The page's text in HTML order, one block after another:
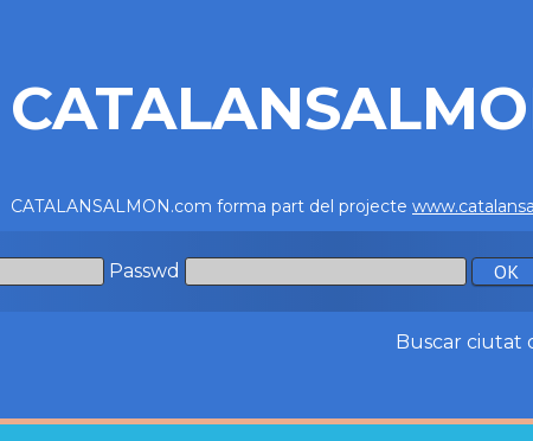
CATALANSALMON.com forma part del projecte
Passwd
Buscar ciutat